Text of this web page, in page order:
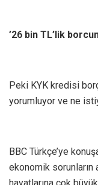
’26 bin TL’lik
Peki KYK kredisi
yorumluyor ve ne
BBC Türkçe’ye
ekonomik sorunların